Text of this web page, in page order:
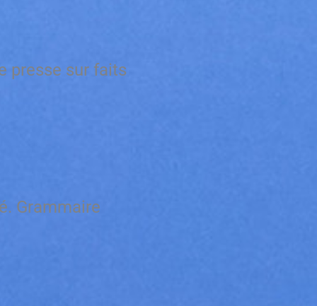
presse sur faits
Grammaire